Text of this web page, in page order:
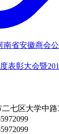
南省安徽商会
表彰大会暨
七区大学中